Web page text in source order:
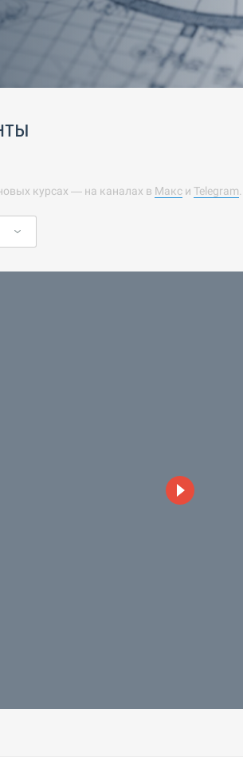
курсах — на каналах в Макс и Telegram